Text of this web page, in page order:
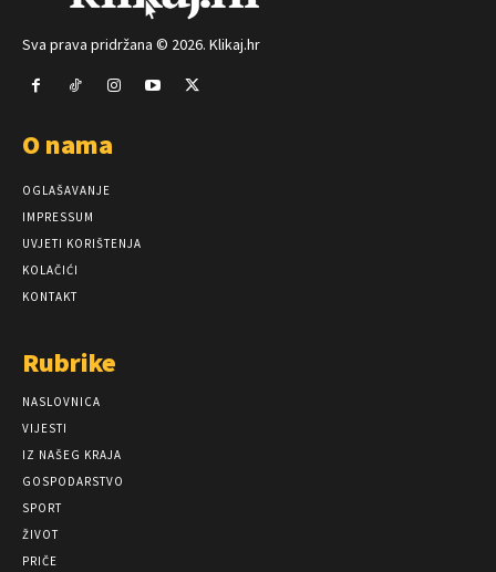
Sva prava pridržana © 2026. Klikaj.hr
O nama
OGLAŠAVANJE
IMPRESSUM
UVJETI KORIŠTENJA
KOLAČIĆI
KONTAKT
Rubrike
NASLOVNICA
VIJESTI
IZ NAŠEG KRAJA
GOSPODARSTVO
SPORT
ŽIVOT
PRIČE